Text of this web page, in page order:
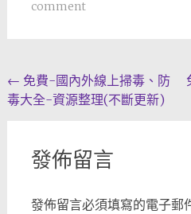
comment
Post
navigation
← 免費-國內外線上掃毒、防
毒大全-資源整理(不斷更新)
發佈留言
發佈留言必須填寫的電子郵